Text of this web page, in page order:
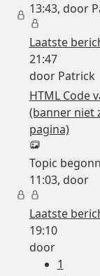
13:43, door
Laatste
21:47
door Patrick
HTML Code
(banner niet
pagina)
Topic
11:03, door
Laatste
19:10
door
1